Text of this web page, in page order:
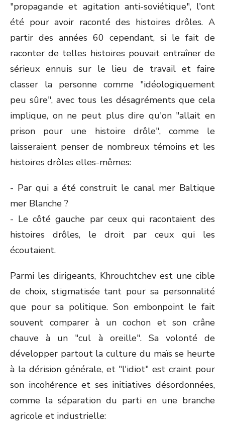
"propagande et agitation anti-soviétique", l'ont
été pour avoir raconté des histoires drôles. A
partir des années 60 cependant, si le fait de
raconter de telles histoires pouvait entraîner de
sérieux ennuis sur le lieu de travail et faire
classer la personne comme "idéologiquement
peu sûre", avec tous les désagréments que cela
implique, on ne peut plus dire qu'on "allait en
prison pour une histoire drôle", comme le
laisseraient penser de nombreux témoins et les
histoires drôles elles-mêmes:
- Par qui a été construit le canal mer Baltique
mer Blanche ?
- Le côté gauche par ceux qui racontaient des
histoires drôles, le droit par ceux qui les
écoutaient.
Parmi les dirigeants, Khrouchtchev est une cible
de choix, stigmatisée tant pour sa personnalité
que pour sa politique. Son embonpoint le fait
souvent comparer à un cochon et son crâne
chauve à un "cul à oreille". Sa volonté de
développer partout la culture du maïs se heurte
à la dérision générale, et "l'idiot" est craint pour
son incohérence et ses initiatives désordonnées,
comme la séparation du parti en une branche
agricole et industrielle: